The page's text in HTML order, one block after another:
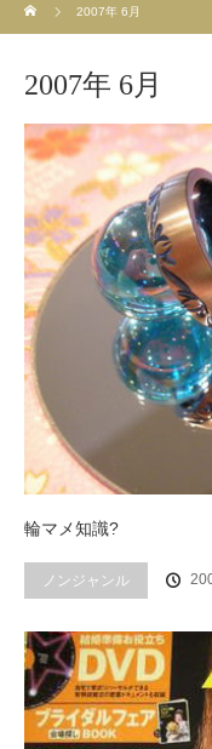
2007年 6月
2007年 6月
輪マメ知識?
ノンジャンル